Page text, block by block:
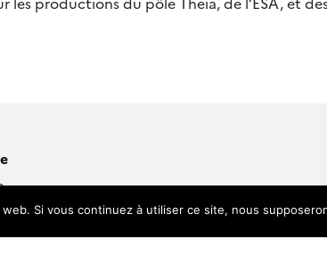
documentation
Si vous continuez à utiliser ce site, nous